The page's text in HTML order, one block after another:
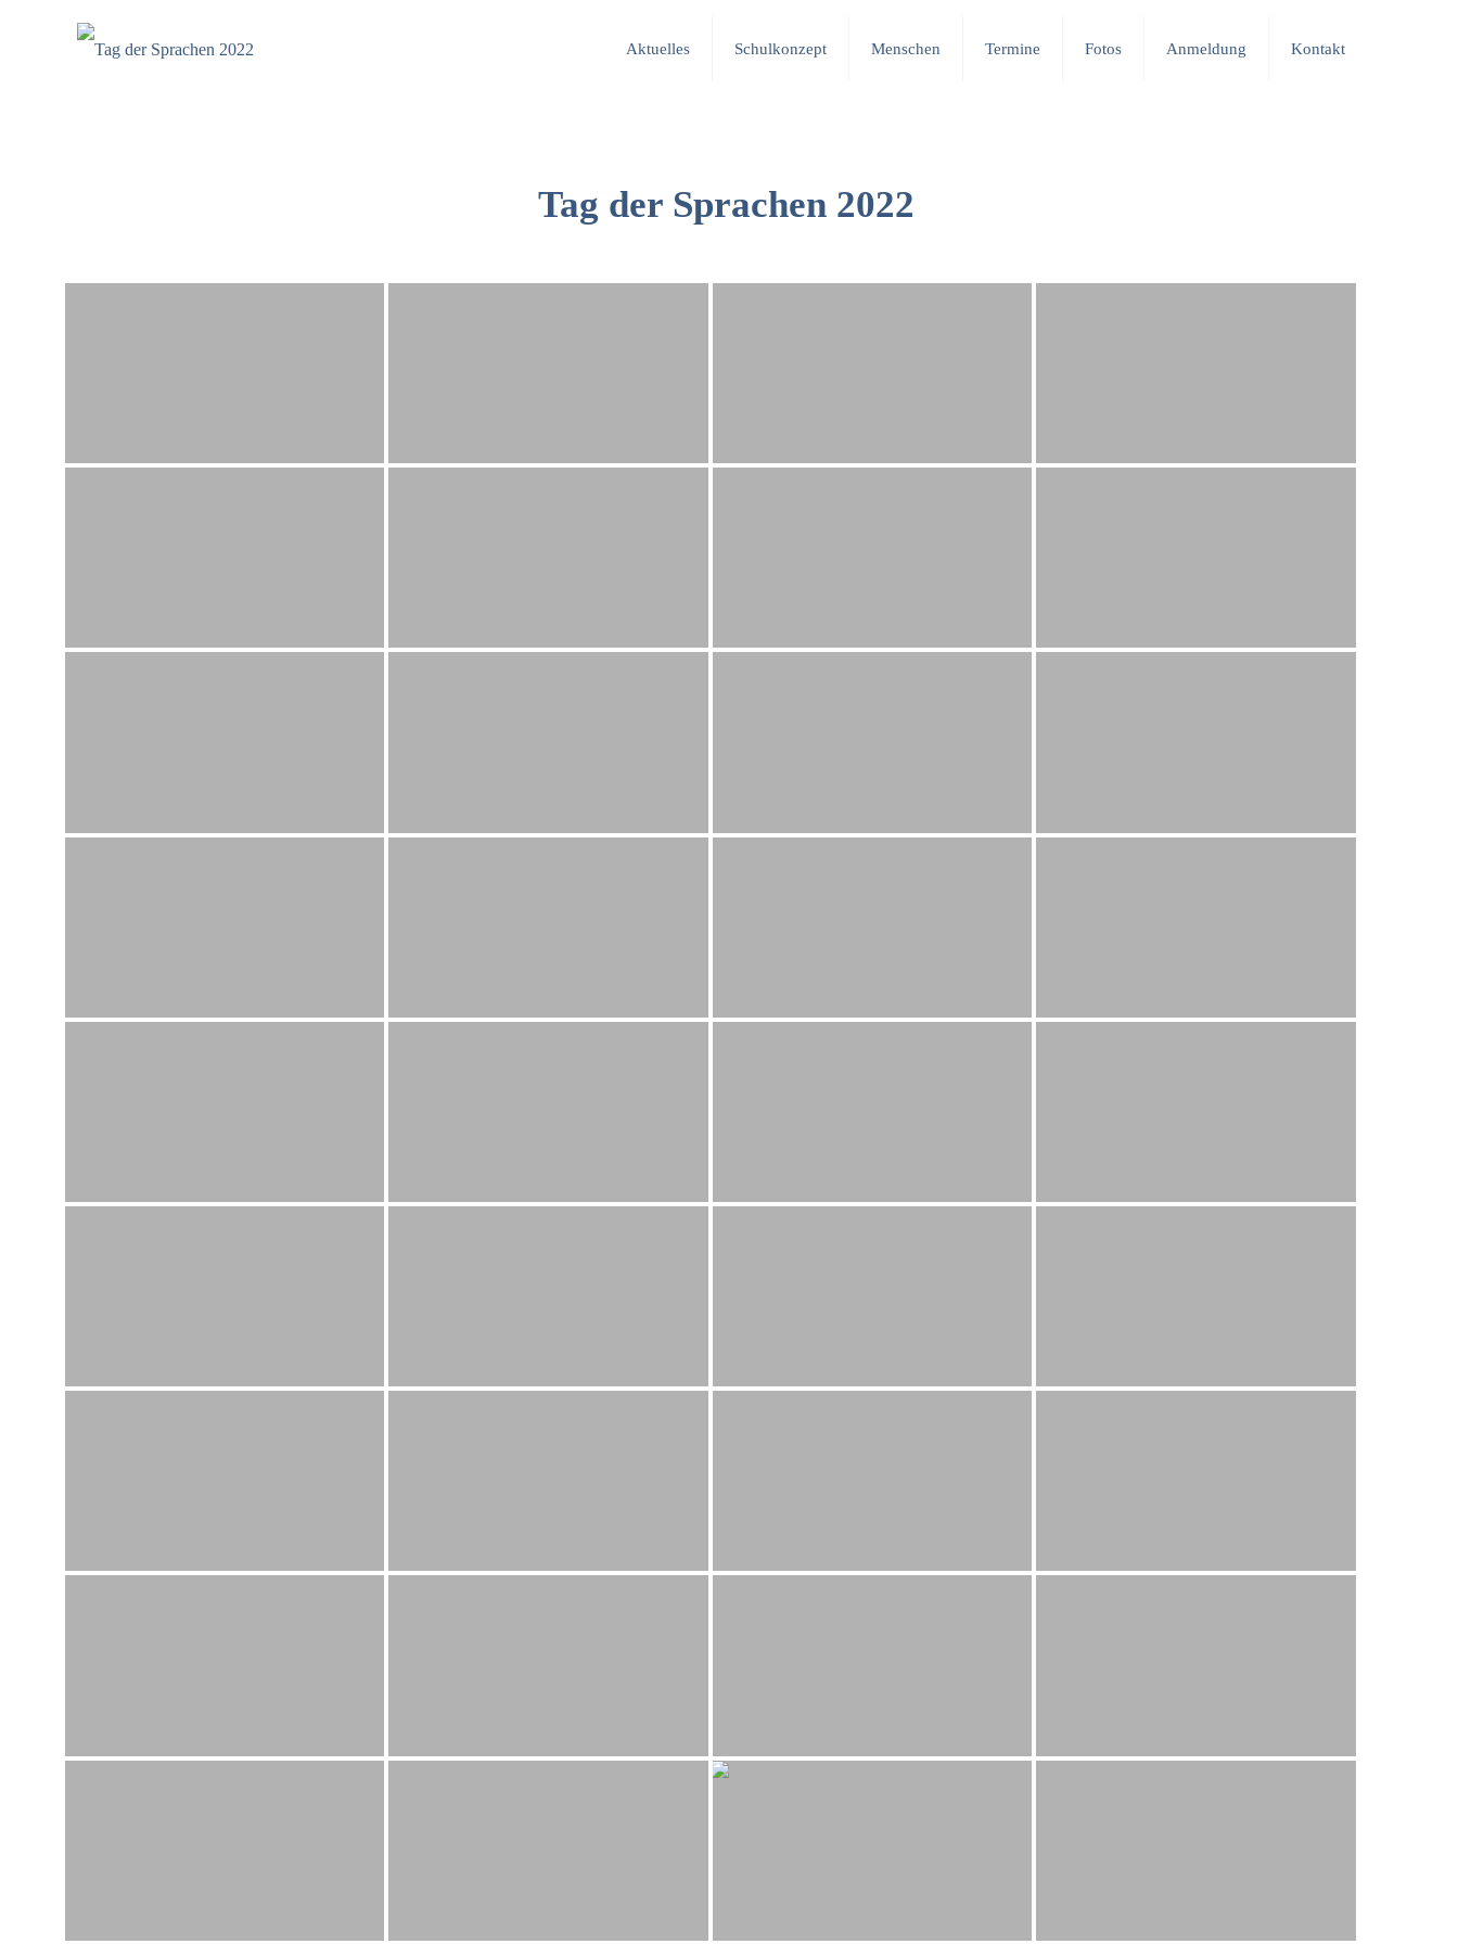
Aktuelles Schulkonzept Menschen Termine Fotos Anmeldung Kontakt
Tag der Sprachen 2022